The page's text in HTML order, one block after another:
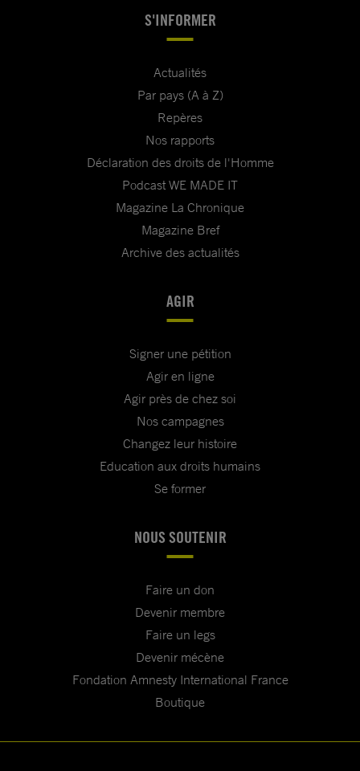
S'INFORMER
Actualités
Par pays (A à Z)
Repères
Nos rapports
Déclaration des droits de l'Homme
Podcast WE MADE IT
Magazine La Chronique
Magazine Bref
Archive des actualités
AGIR
Signer une pétition
Agir en ligne
Agir près de chez soi
Nos campagnes
Changez leur histoire
Education aux droits humains
Se former
NOUS SOUTENIR
Faire un don
Devenir membre
Faire un legs
Devenir mécène
Fondation Amnesty International France
Boutique